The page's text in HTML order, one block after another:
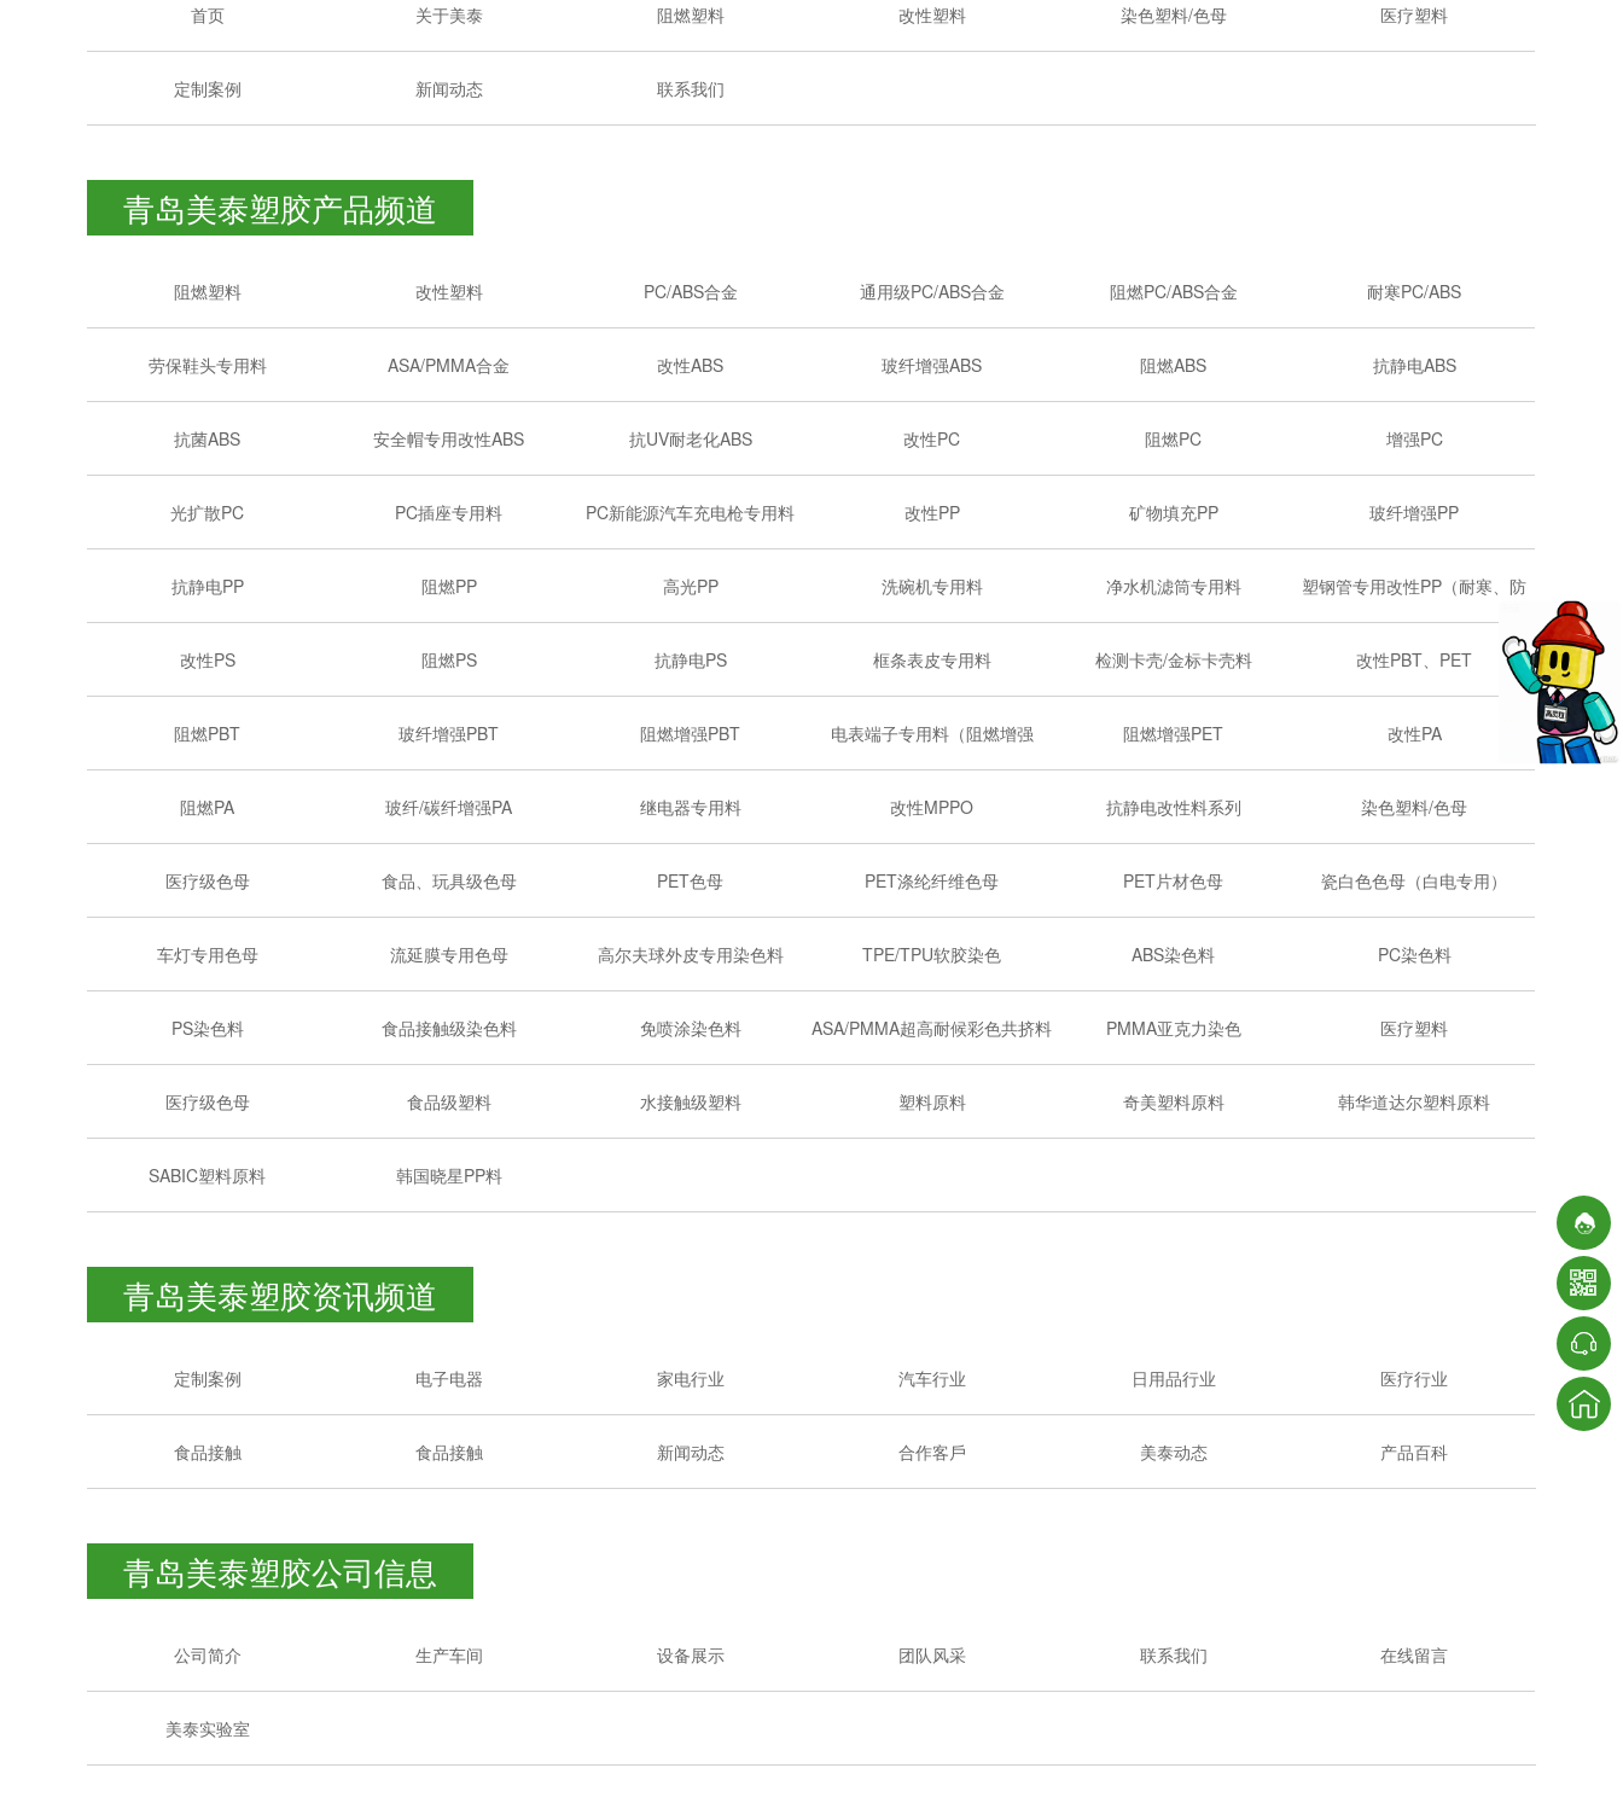
首页 关于美泰 阻燃塑料 改性塑料 染色塑料/色母 医疗塑料
定制案例 新闻动态 联系我们
青岛美泰塑胶产品频道
阻燃塑料 改性塑料 PC/ABS合金 通用级PC/ABS合金 阻燃PC/ABS合金 耐寒PC/ABS
劳保鞋头专用料 ASA/PMMA合金 改性ABS 玻纤增强ABS 阻燃ABS 抗静电ABS
抗菌ABS 安全帽专用改性ABS 抗UV耐老化ABS 改性PC 阻燃PC 增强PC
光扩散PC PC插座专用料 PC新能源汽车充电枪专用料 改性PP 矿物填充PP 玻纤增强PP
抗静电PP 阻燃PP 高光PP 洗碗机专用料 净水机滤筒专用料 塑钢管专用改性PP（耐寒、防
开裂）
改性PS 阻燃PS 抗静电PS 框条表皮专用料 检测卡壳/金标卡壳料 改性PBT、PET
阻燃PBT 玻纤增强PBT 阻燃增强PBT 电表端子专用料（阻燃增强
PBT）
阻燃增强PET 改性PA
阻燃PA 玻纤/碳纤增强PA 继电器专用料 改性MPPO 抗静电改性料系列 染色塑料/色母
医疗级色母 食品、玩具级色母 PET色母 PET涤纶纤维色母 PET片材色母 瓷白色色母（白电专用）
车灯专用色母 流延膜专用色母 高尔夫球外皮专用染色料 TPE/TPU软胶染色 ABS染色料 PC染色料
PS染色料 食品接触级染色料 免喷涂染色料 ASA/PMMA超高耐候彩色共挤料 PMMA亚克力染色 医疗塑料
医疗级色母 食品级塑料 水接触级塑料 塑料原料 奇美塑料原料 韩华道达尔塑料原料
SABIC塑料原料 韩国晓星PP料
青岛美泰塑胶资讯频道
定制案例 电子电器 家电行业 汽车行业 日用品行业 医疗行业
食品接触 食品接触 新闻动态 合作客戶 美泰动态 产品百科
青岛美泰塑胶公司信息
公司简介 生产车间 设备展示 团队风采 联系我们 在线留言
美泰实验室